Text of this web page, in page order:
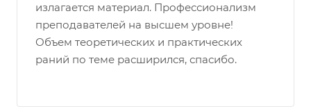
излагается материал. Профессионализм
преподавателей на высшем уровне!
Объем теоретических и практических
раний по теме расширился, спасибо.